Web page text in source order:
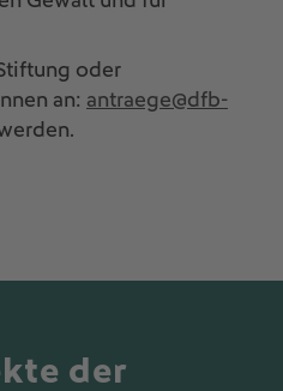
oder
an: antraege@dfb-
der